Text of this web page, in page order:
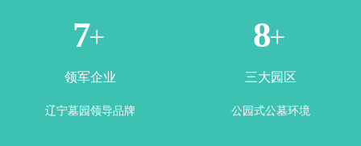
1+
领军企业
辽宁墓园领导品牌
3+
三大园区
公园式公墓环境